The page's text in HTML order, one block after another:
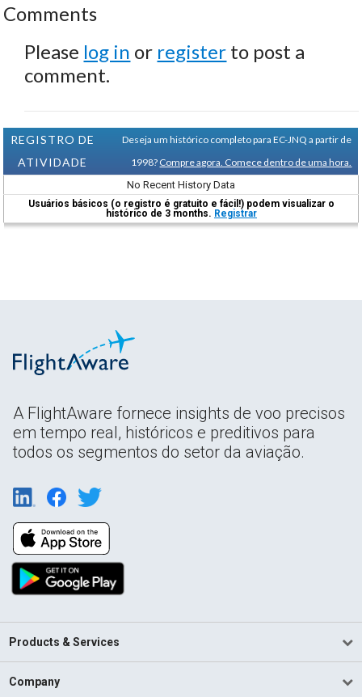
Comments
Please log in or register to post a
comment.
REGISTRO DE
ATIVIDADE
Deseja um histórico completo para EC-JNQ a partir de
1998? Compre agora. Comece dentro de uma hora.
No Recent History Data
Usuários básicos (o registro é gratuito e fácil!) podem visualizar o
histórico de 3 months. Registrar
A FlightAware fornece insights de voo precisos
em tempo real, históricos e preditivos para
todos os segmentos do setor da aviação.
Products & Services
Company